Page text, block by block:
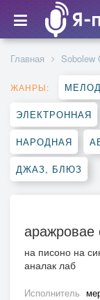
Главная Sobolew
ЖАНРЫ:
ЭЛЕКТРОННАЯ
НАРОДНАЯ
ДЖАЗ, БЛЮЗ
аражровае
на писоно на
аналак лаб
Исполнитель